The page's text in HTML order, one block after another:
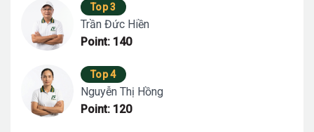
Top 3
Trần Đức Hiền
Point: 140
Top 4
Nguyễn Thị Hồng
Point: 120